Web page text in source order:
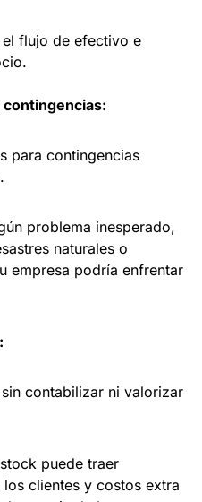
el flujo de efectivo e
para contingencias
problema inesperado,
naturales o
empresa podría enfrentar
contabilizar ni valorizar
puede traer
clientes y costos extra